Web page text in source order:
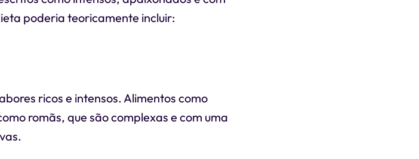
poderia teoricamente incluir:
ricos e intensos. Alimentos como
romãs, que são complexas e com uma